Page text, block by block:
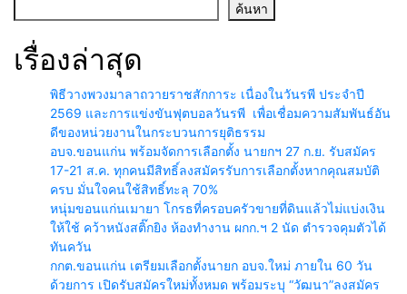
ค้นหา
เรื่องล่าสุด
พิธีวางพวงมาลาถวายราชสักการะ เนื่องในวันรพี ประจำปี
2569 และการแข่งขันฟุตบอลวันรพี เพื่อเชื่อมความสัมพันธ์อัน
ดีของหน่วยงานในกระบวนการยุติธรรม
อบจ.ขอนแก่น พร้อมจัดการเลือกตั้ง นายกฯ 27 ก.ย. รับสมัคร
17-21 ส.ค. ทุกคนมีสิทธิ์ลงสมัครรับการเลือกตั้งหากคุณสมบัติ
ครบ มั่นใจคนใช้สิทธิ์ทะลุ 70%
หนุ่มขอนแก่นเมายา โกรธที่ครอบครัวขายที่ดินแล้วไม่แบ่งเงิน
ให้ใช้ คว้าหนังสติ๊กยิง ห้องทำงาน ผกก.ฯ 2 นัด ตำรวจคุมตัวได้
ทันควัน
กกต.ขอนแก่น เตรียมเลือกตั้งนายก อบจ.ใหม่ ภายใน 60 วัน
ด้วยการ เปิดรับสมัครใหม่ทั้งหมด พร้อมระบุ “วัฒนา”ลงสมัคร